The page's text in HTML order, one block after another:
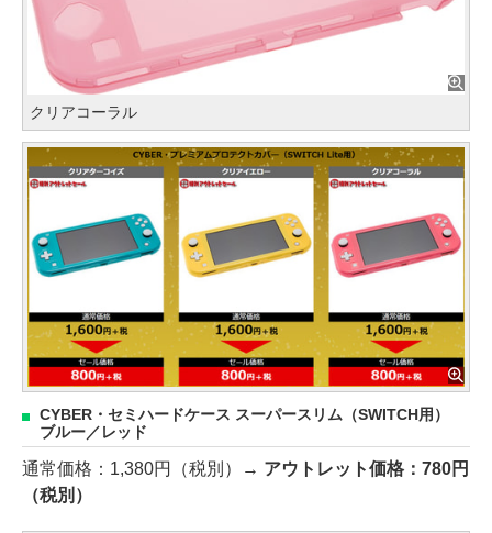
クリアコーラル
CYBER・セミハードケース スーパースリム（SWITCH用）
ブルー／レッド
通常価格：1,380円（税別）→ アウトレット価格：780円
（税別）